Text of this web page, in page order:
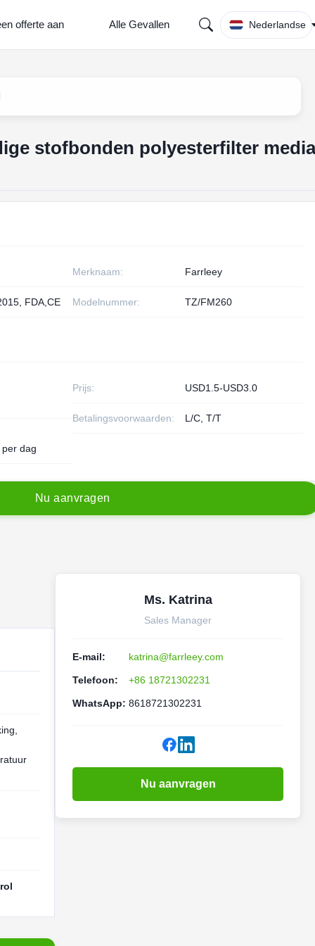
offerte aan Alle Gevallen Nederlandse
stofbonden polyesterfilter media
Merknaam: Farrleey
FDA,CE Modelnummer: TZ/FM260
Prijs: USD1.5-USD3.0
Betalingsvoorwaarden: L/C, T/T
dag
N u aanvragen
Ms. Katrina
Sales Manager
E-mail: katrina@farrleey.com
Telefoon: +86 18721302231
WhatsApp: 8618721302231
Nu aanvragen